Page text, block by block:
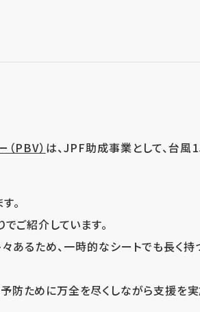
PBV） は、JPF助成事業として、台
。
ご紹介しています。
あるため、一時的なシートでも長く持
防ために万全を尽くしながら支援を実